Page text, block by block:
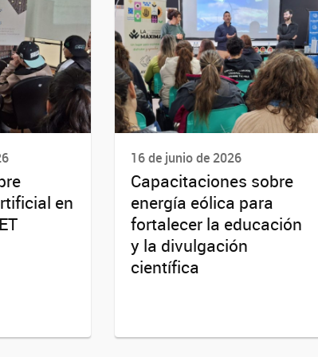
en
16 de junio de 2026
Capacitaciones sobre
energía eólica para
fortalecer la educación
y la divulgación
científica